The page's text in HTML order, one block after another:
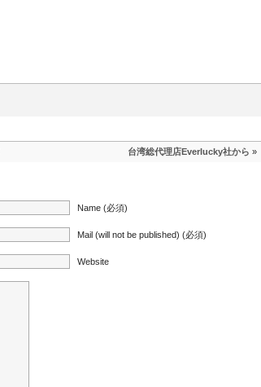
台湾総代理店Everlucky社から »
Name (必須)
Mail (will not be published) (必須)
Website